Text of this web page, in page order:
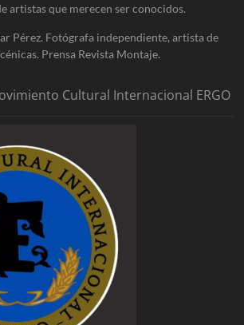
artistas que merecen ser conocidos.
Pérez. Fotógrafa independiente, artista de
Prensa Revista Montaje.
Cultural Internacional ERGO